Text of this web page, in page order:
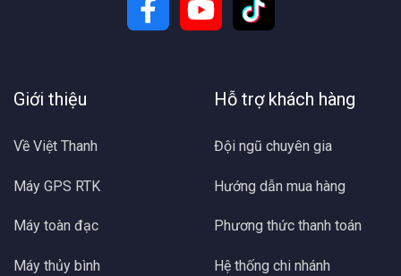
Giới thiệu
Về Việt Thanh
Máy GPS RTK
Máy toàn đạc
Máy thủy bình
Hỗ trợ khách hàng
Đội ngũ chuyên gia
Hướng dẫn mua hàng
Phương thức thanh toán
Hệ thống chi nhánh